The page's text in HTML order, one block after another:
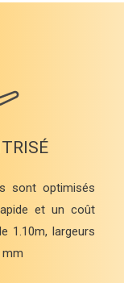
sont optimisés
et un coût
1.10m, largeurs
mm